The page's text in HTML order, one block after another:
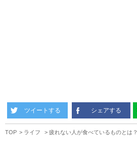
ツイートする シェアする
TOP ライフ 疲れない人が食べているものとは？